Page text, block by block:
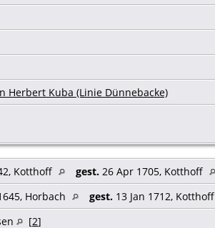
Herbert Kuba (Linie Dünnebacke)
Kotthoff gest. 26 Apr 1705, Kotthoff
Horbach gest. 13 Jan 1712, Kotthoff
[2]